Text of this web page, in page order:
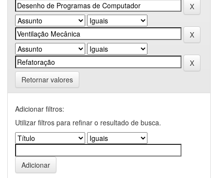
Retornar valores
Adicionar filtros:
Utilizar filtros para refinar o resultado de busca.